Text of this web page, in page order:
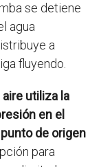
se detiene
agua
a
fluyendo.
utiliza la
en el
de origen
para